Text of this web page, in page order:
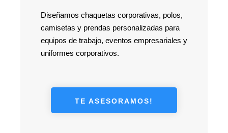
Diseñamos chaquetas corporativas, polos,
camisetas y prendas personalizadas para
equipos de trabajo, eventos empresariales y
uniformes corporativos.
TE ASESORAMOS!